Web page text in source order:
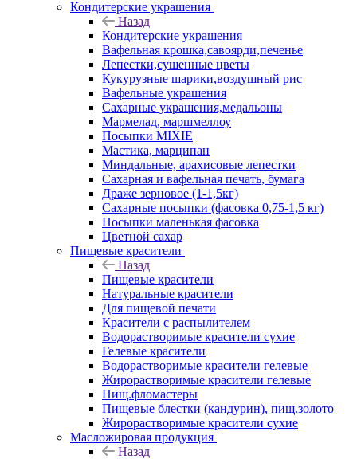
Кондитерские украшения
Назад
Кондитерские украшения
Вафельная крошка,савоярди,печенье
Лепестки,сушенные цветы
Кукурузные шарики,воздушный рис
Вафельные украшения
Сахарные украшения,медальоны
Мармелад, маршмеллоу
Посыпки MIXIE
Мастика, марципан
Миндальные, арахисовые лепестки
Сахарная и вафельная печать, бумага
Драже зерновое (1-1,5кг)
Сахарные посыпки (фасовка 0,75-1,5 кг)
Посыпки маленькая фасовка
Цветной сахар
Пищевые красители
Назад
Пищевые красители
Натуральные красители
Для пищевой печати
Красители с распылителем
Водорастворимые красители сухие
Гелевые красители
Водорастворимые красители гелевые
Жирорастворимые красители гелевые
Пищ.фломастеры
Пищевые блестки (кандурин), пищ.золото
Жирорастворимые красители сухие
Масложировая продукция
Назад